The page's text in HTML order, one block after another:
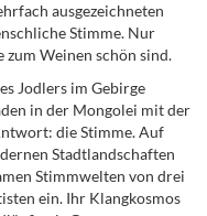
ausgezeichneten
Stimme. Nur
zum Weinen schön sind.
Jodlers im Gebirge
in der Mongolei mit der
die Stimme. Auf
Stadtlandschaften
Stimmwelten von drei
ein. Ihr Klangkosmos